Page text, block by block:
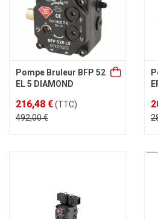
Pompe Bruleur BFP 52
EL 5 DIAMOND
216,48 €(TTC)
492,00 €